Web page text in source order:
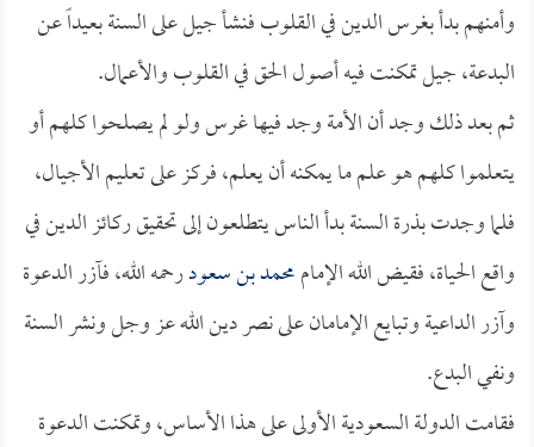
وأمنهم بدأ بغرس الدين في القلوب فنشأ جيل على السنة بعيداً عن
البدعة، جيل تمكنت فيه أصول الحق في القلوب والأعمال.
ثم بعد ذلك وجد أن الأمة وجد فيها غرس ولو لم يصلحوا كلهم أو
يتعلموا كلهم هو علم ما يمكنه أن يعلم، فركز على تعليم الأجيال،
فلما وجدت بذرة السنة بدأ الناس يتطلعون إلى تحقيق ركائز الدين في
واقع الحياة، فقيض الله الإماممحمد بن سعودرحمه الله، فآزر الدعوة
وآزر الداعية وتبايع الإمامان على نصر دين الله عز وجل ونشر السنة
ونفي البدع.
فقامت الدولة السعودية الأولى على هذا الأساس، وتمكنت الدعوة